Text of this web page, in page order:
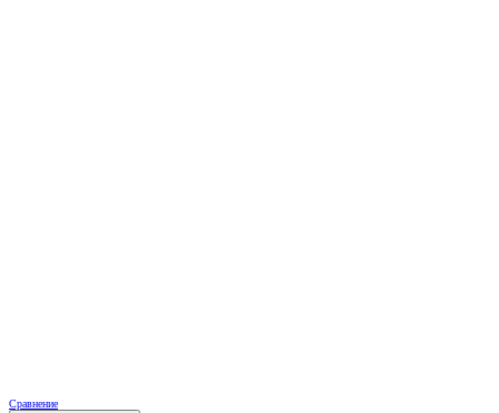
Сравнение